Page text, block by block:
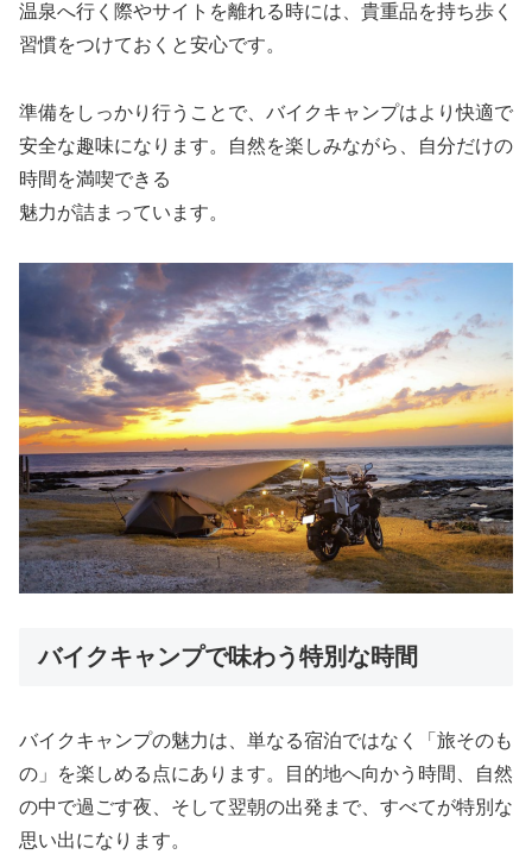
温泉へ行く際やサイトを離れる時には、貴重品を持ち歩く
習慣をつけておくと安心です。
準備をしっかり行うことで、バイクキャンプはより快適で
安全な趣味になります。自然を楽しみながら、自分だけの
時間を満喫できる
魅力が詰まっています。
バイクキャンプで味わう特別な時間
バイクキャンプの魅力は、単なる宿泊ではなく「旅そのも
の」を楽しめる点にあります。目的地へ向かう時間、自然
の中で過ごす夜、そして翌朝の出発まで、すべてが特別な
思い出になります。